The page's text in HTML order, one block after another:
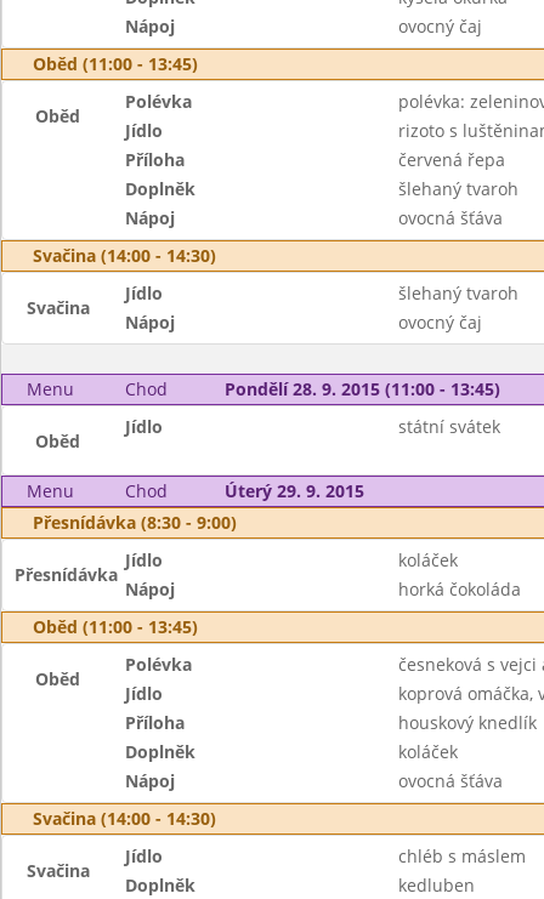
Nápoj
ovocný čaj
Oběd (11:00 - 13:45)
Oběd
Polévka
polévka:
Jídlo
rizoto s
Příloha
červená řepa
Doplněk
šlehaný tvaroh
Nápoj
ovocná šťáva
Svačina (14:00 - 14:30)
Svačina
Jídlo
šlehaný tvaroh
Nápoj
ovocný čaj
Menu Chod Pondělí 28. 9. 2015 (11:00 - 13:45)
Oběd
Jídlo státní svátek
Menu Chod
Úterý 29. 9. 2015
Přesnídávka (8:30 - 9:00)
Přesnídávka
Jídlo
koláček
Nápoj
horká čokoláda
Oběd (11:00 - 13:45)
Oběd
Polévka
česneková s
Jídlo
koprová omáčka,
Příloha
houskový knedlík
Doplněk
koláček
Nápoj
ovocná šťáva
Svačina (14:00 - 14:30)
Svačina
Jídlo
chléb s máslem
Doplněk
kedluben